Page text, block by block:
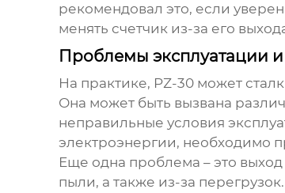
рекомендовал это, если
менять счетчик из-за его
Проблемы эксплуатации
На практике, PZ-30может
Она может быть вызвана
неправильные условия
электроэнергии, необходимо
Еще одна проблема – это
пыли, а также из-за